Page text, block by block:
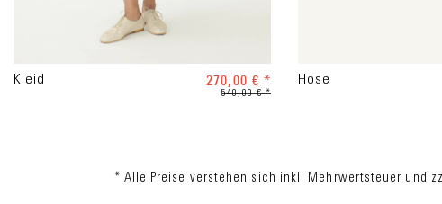
Kleid 270,00 € *
540,00 € *
Hose
* Alle Preise verstehen sich inkl. Mehrwertsteuer und